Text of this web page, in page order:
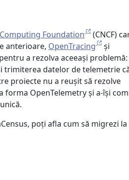
Foundation
(CNCF)
anterioare, OpenTracing
și
a rezolva aceeași problemă:
datelor de telemetrie
proiecte nu a reușit să rezolve
OpenTelemetry și a-își
poți afla cum să migrezi la